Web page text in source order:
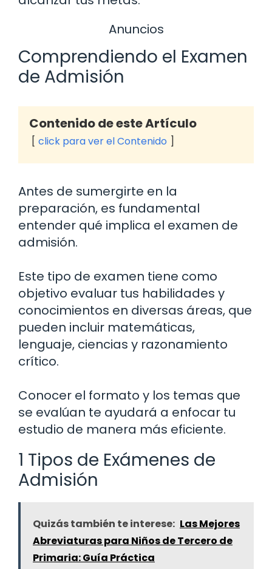
Anuncios
Comprendiendo el Examen
de Admisión
Contenido de este Artículo
click para ver el Contenido
Antes de sumergirte en la
preparación, es fundamental
entender qué implica el examen de
admisión.
Este tipo de examen tiene como
objetivo evaluar tus habilidades y
conocimientos en diversas áreas, que
pueden incluir matemáticas,
lenguaje, ciencias y razonamiento
crítico.
Conocer el formato y los temas que
se evalúan te ayudará a enfocar tu
estudio de manera más eficiente.
1 Tipos de Exámenes de
Admisión
Quizás también te interese: Las Mejores
Abreviaturas para Niños de Tercero de
Primaria: Guía Práctica